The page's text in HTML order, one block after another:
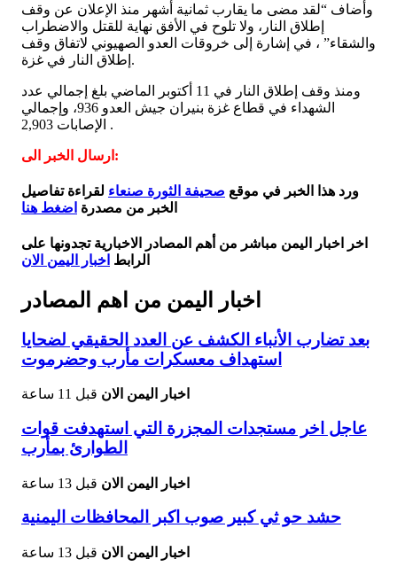
وأضاف “لقد مضى ما يقارب ثمانية أشهر منذ الإعلان عن وقف
إطلاق النار، ولا تلوح في الأفق نهاية للقتل والاضطراب
والشقاء” ، في إشارة إلى خروقات العدو الصهيوني لاتفاق وقف
إطلاق النار في غزة.
ومنذ وقف إطلاق النار في 11 أكتوبر الماضي بلغ إجمالي عدد
الشهداء في قطاع غزة بنيران جيش العدو 936، وإجمالي
الإصابات 2,903 .
ارسال الخبر الى:
ورد هذا الخبر في موقع صحيفة الثورة صنعاء لقراءة تفاصيل
الخبر من مصدرة اضغط هنا
اخر اخبار اليمن مباشر من أهم المصادر الاخبارية تجدونها على
الرابط اخبار اليمن الان
اخبار اليمن من اهم المصادر
بعد تضارب الأنباء الكشف عن العدد الحقيقي لضحايا
استهداف معسكرات مأرب وحضرموت
اخبار اليمن الان قبل 11 ساعة
عاجل اخر مستجدات المجزرة التي استهدفت قوات
الطوارئ بمأرب
اخبار اليمن الان قبل 13 ساعة
حشد حو ثي كبير صوب اكبر المحافظات اليمنية
اخبار اليمن الان قبل 13 ساعة